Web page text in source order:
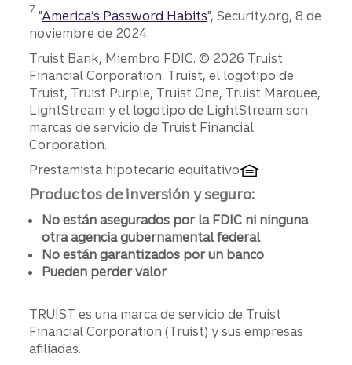
7 "America’s Password Habits", Security.org, 8 de
noviembre de 2024.
Divulgaciones
Truist Bank, Miembro FDIC. © 2026 Truist
Financial Corporation. Truist, el logotipo de
Truist, Truist Purple, Truist One, Truist Marquee,
LightStream y el logotipo de LightStream son
marcas de servicio de Truist Financial
Corporation.
Prestamista hipotecario equitativo
Productos de inversión y seguro:
No están asegurados por la FDIC ni ninguna
otra agencia gubernamental federal
No están garantizados por un banco
Pueden perder valor
TRUIST es una marca de servicio de Truist
Financial Corporation (Truist) y sus empresas
afiliadas.